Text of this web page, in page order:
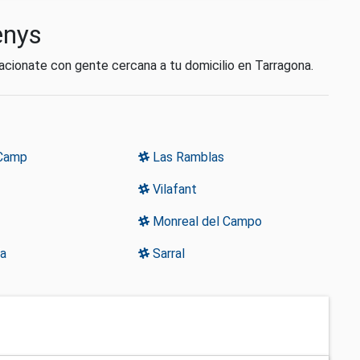
con gente cercana a tu domicilio en Tarragona.
Las Ramblas
Vilafant
Monreal del Campo
Sarral